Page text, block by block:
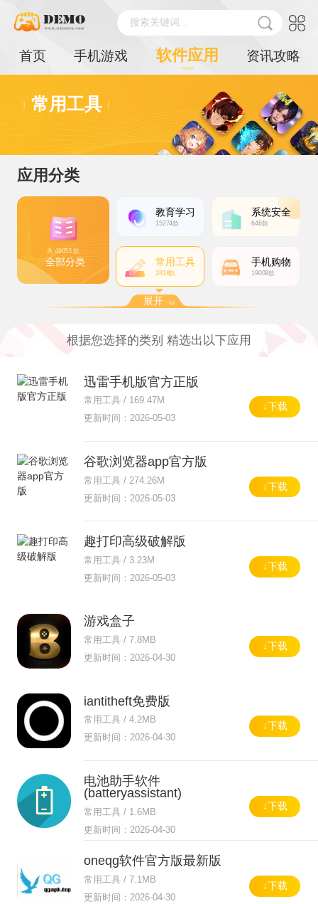
搜索关键词...
首页 手机游戏 软件应用 资讯攻略
常用工具
应用分类
共 49053 款
全部分类
教育学习
15274款
系统安全
646款
常用工具
2818款
手机购物
19009款
主题美化 办公管理 旅行交通
影音视频
展开
根据您选择的类别 精选出以下应用
迅雷手机版官方正版
常用工具 / 169.47M
更新时间：2026-05-03
↓下载
谷歌浏览器app官方版
常用工具 / 274.26M
更新时间：2026-05-03
↓下载
趣打印高级破解版
常用工具 / 3.23M
更新时间：2026-05-03
↓下载
游戏盒子
常用工具 / 7.8MB
更新时间：2026-04-30
↓下载
iantitheft免费版
常用工具 / 4.2MB
更新时间：2026-04-30
↓下载
电池助手软件
(batteryassistant)
常用工具 / 1.6MB
更新时间：2026-04-30
↓下载
oneqg软件官方版最新版
常用工具 / 7.1MB
更新时间：2026-04-30
↓下载